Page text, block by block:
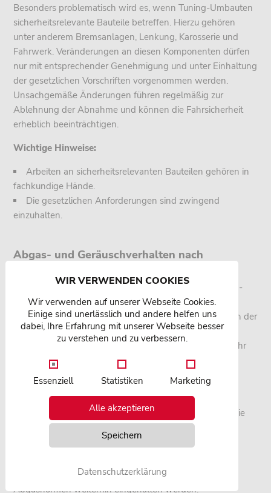
Besonders problematisch wird es, wenn Tuning-Umbauten
sicherheitsrelevante Bauteile betreffen. Hierzu gehören
unter anderem Bremsanlagen, Lenkung, Karosserie und
Fahrwerk. Veränderungen an diesen Komponenten dürfen
nur mit entsprechender Genehmigung und unter Einhaltung
der gesetzlichen Vorschriften vorgenommen werden.
Unsachgemäße Änderungen führen regelmäßig zur
Ablehnung der Abnahme und können die Fahrsicherheit
erheblich beeinträchtigen.
Wichtige Hinweise:
Arbeiten an sicherheitsrelevanten Bauteilen gehören in
fachkundige Hände.
Die gesetzlichen Anforderungen sind zwingend
einzuhalten.
Abgas- und Geräuschverhalten nach
Ein häufiger Grund für die Nicht-Abnahme eines Tuning-
Umbaues sind Veränderungen im Abgas- und
Geräuschverhalten. Werden durch Umbauten – etwa an der
Abgasanlage oder durch Leistungssteigerungen – die
zulässigen Werte beeinflusst, ist das Fahrzeug nicht mehr
vorschriftskonform.
Wichtig: Von einer Verschlechterung der Abgas- und
Geräuschwerte wird bei entsprechenden Änderungen
grundsätzlich ausgegangen. In solchen Fällen erlischt die
Betriebserlaubnis des Fahrzeugs.
Wichtige Hinweise:
Achten Sie darauf, dass die vorgeschriebenen
Abgasnormen weiterhin eingehalten werden.
WIR VERWENDEN COOKIES
Wir verwenden auf unserer Webseite Cookies.
Einige sind unerlässlich und andere helfen uns
dabei, Ihre Erfahrung mit unserer Webseite besser
zu verstehen und zu verbessern.
Essenziell Statistiken Marketing
Alle akzeptieren
Speichern
Datenschutzerklärung